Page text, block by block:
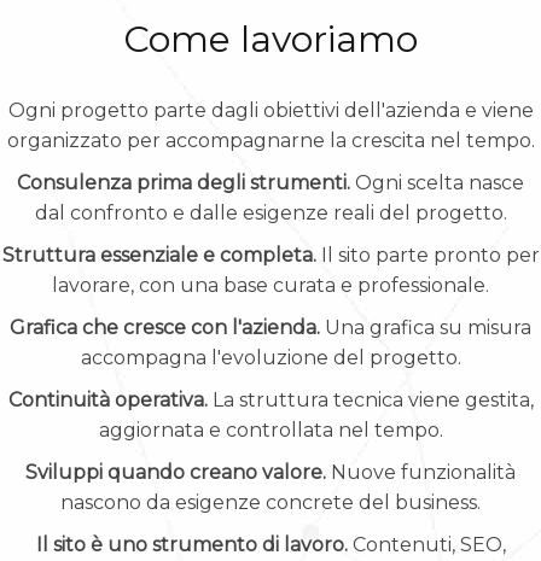
Come lavoriamo
Ogni progetto parte dagli obiettivi dell'azienda e viene
organizzato per accompagnarne la crescita nel tempo.
Consulenza prima degli strumenti. Ogni scelta nasce
dal confronto e dalle esigenze reali del progetto.
Struttura essenziale e completa.Il sito parte pronto per
lavorare, con una base curata e professionale.
Grafica che cresce con l'azienda. Una grafica su misura
accompagna l'evoluzione del progetto.
Continuità operativa.La struttura tecnica viene gestita,
aggiornata e controllata nel tempo.
Sviluppi quando creano valore. Nuove funzionalità
nascono da esigenze concrete del business.
Il sito è uno strumento di lavoro.Contenuti, SEO,